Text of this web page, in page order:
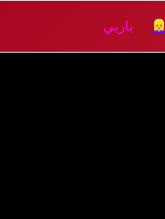
👱‍♀️ باربي